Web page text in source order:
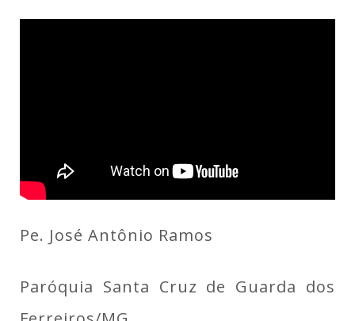
Pe. José Antônio Ramos
Paróquia Santa Cruz de Guarda dos